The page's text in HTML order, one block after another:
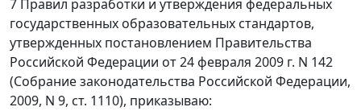
7 Правил разработки и утверждения федеральных
государственных образовательных стандартов,
утвержденных постановлением Правительства
Российской Федерации от 24 февраля 2009 г. N 142
(Собрание законодательства Российской Федерации,
2009, N 9, ст. 1110), приказываю: